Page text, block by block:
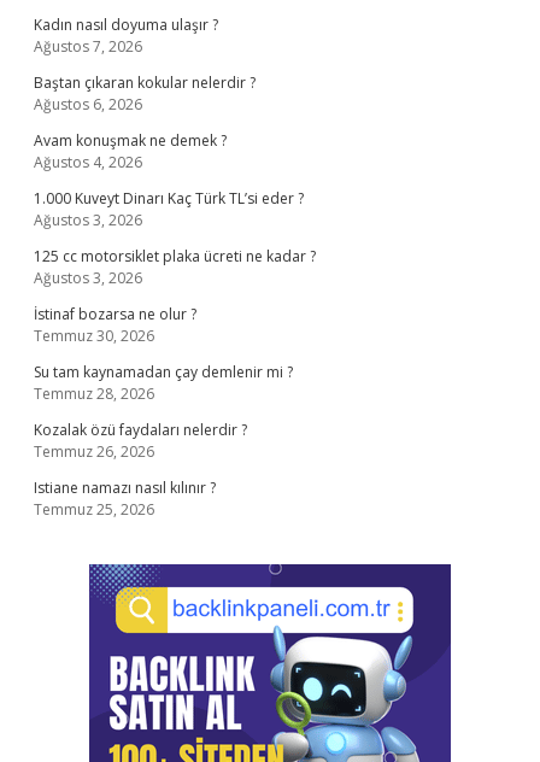
Kadın nasıl doyuma ulaşır ?
Ağustos 7, 2026
Baştan çıkaran kokular nelerdir ?
Ağustos 6, 2026
Avam konuşmak ne demek ?
Ağustos 4, 2026
1.000 Kuveyt Dinarı Kaç Türk TL’si eder ?
Ağustos 3, 2026
125 cc motorsiklet plaka ücreti ne kadar ?
Ağustos 3, 2026
İstinaf bozarsa ne olur ?
Temmuz 30, 2026
Su tam kaynamadan çay demlenir mi ?
Temmuz 28, 2026
Kozalak özü faydaları nelerdir ?
Temmuz 26, 2026
Istiane namazı nasıl kılınır ?
Temmuz 25, 2026